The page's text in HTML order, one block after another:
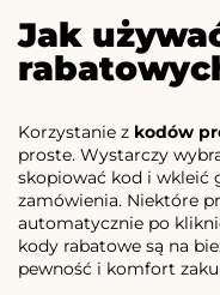
Jak
Korzystanie z kodów
proste. Wystarczy
skopiować kod i wkleić
zamówienia. Niektóre
automatycznie po
kody rabatowe są na
pewność i komfort